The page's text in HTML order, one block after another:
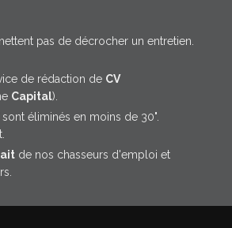
pas de décrocher un entretien.
de rédaction de CV
Capital).
sont éliminés en moins de 30".
de nos chasseurs d'emploi et